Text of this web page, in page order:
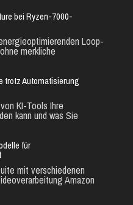
bei Ryzen-7000-
Loop-
merkliche
trotz Automatisierung
KI-Tools Ihre
kann und was Sie
für
mit verschiedenen
Amazon